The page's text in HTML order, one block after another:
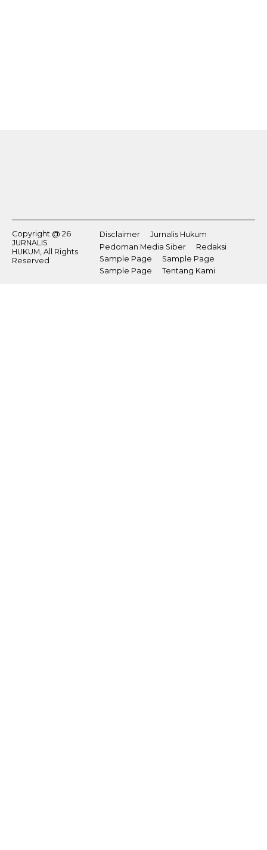
Copyright @ 26
JURNALIS
HUKUM, All Rights
Reserved
Disclaimer
Jurnalis Hukum
Pedoman Media Siber
Redaksi
Sample Page
Sample Page
Sample Page
Tentang Kami